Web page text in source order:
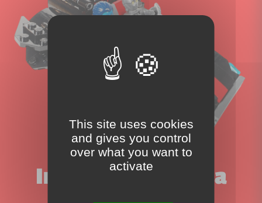
Inscrivez-vous à la
This site uses cookies
and gives you control
over what you want to
activate